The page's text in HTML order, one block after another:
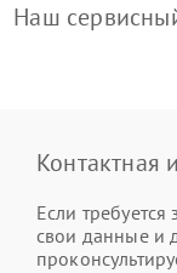
Наш
Контактная
Если требуется
свои данные и